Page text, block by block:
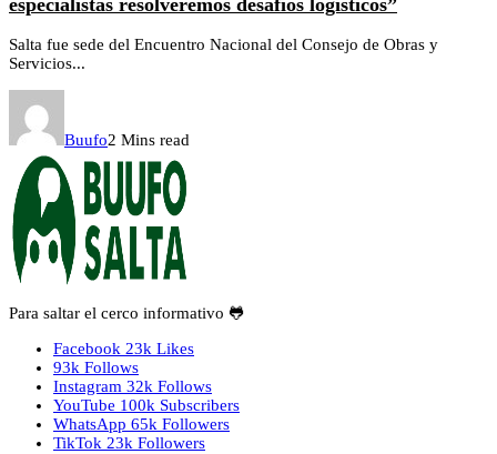
Salta fue sede del Encuentro Nacional del Consejo de Obras y
Servicios...
Buufo2 Mins read
Para saltar el cerco informativo 🐸
Facebook 23k Likes
93k Follows
Instagram 32k Follows
YouTube 100k Subscribers
WhatsApp 65k Followers
TikTok 23k Followers